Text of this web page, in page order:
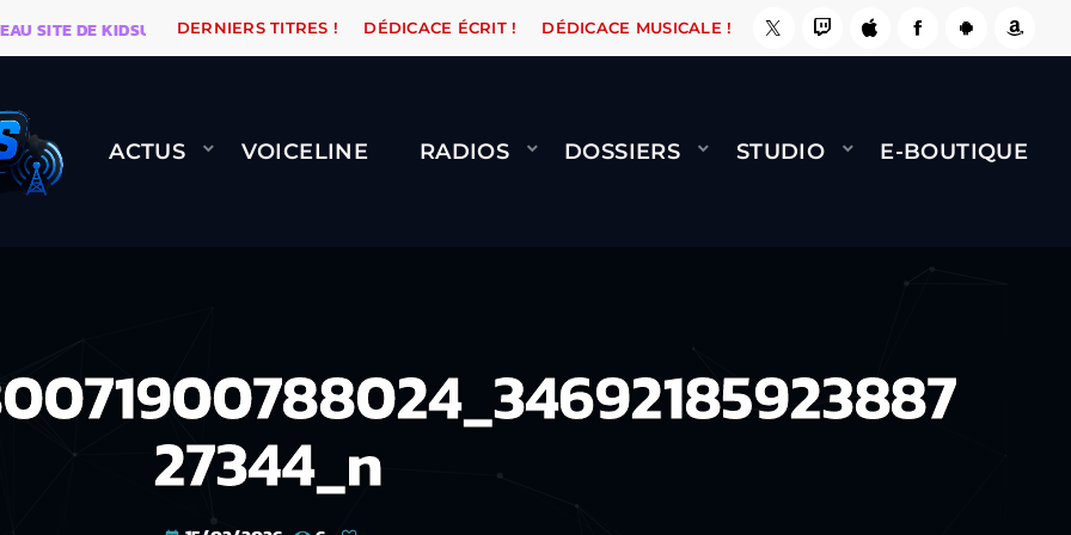
DE KIDSUNE WARÉTRO ORANGE ROAD QUI PASSE, ÇA LE FAIT ! NAMI BERNARD MINET -
DERNIERS TITRES ! DÉDICACE ÉCRIT ! DÉDICACE MUSICALE !
ACTUS VOICELINE RADIOS DOSSIERS STUDIO E-BOUTIQUE
27344_n